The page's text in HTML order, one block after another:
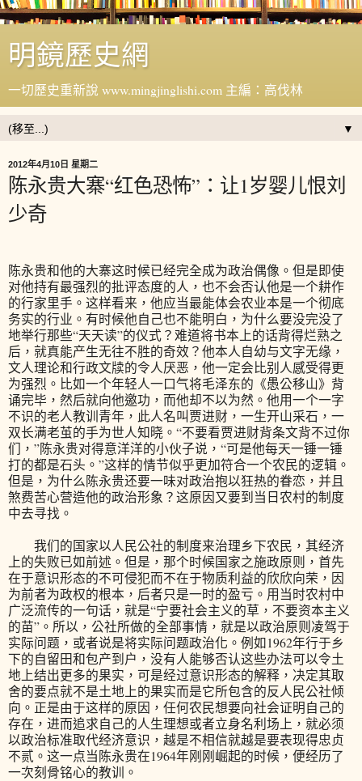
明鏡歷史網
一切歷史重新說 www.mingjinglishi.com 主編：高伐林
▼
2012年4月10日 星期二
陈永贵大寨“红色恐怖”：让1岁婴儿恨刘
少奇
陈永贵和他的大寨这时候已经完全成为政治偶像。但是即使
对他持有最强烈的批评态度的人，也不会否认他是一个耕作
的行家里手。这样看来，他应当最能体会农业本是一个彻底
务实的行业。有时候他自己也不能明白，为什么要没完没了
地举行那些“天天读”的仪式？难道将书本上的话背得烂熟之
后，就真能产生无往不胜的奇效？他本人自幼与文字无缘，
文人理论和行政文牍的令人厌恶，他一定会比别人感受得更
为强烈。比如一个年轻人一口气将毛泽东的《愚公移山》背
诵完毕，然后就向他邀功，而他却不以为然。他用一个一字
不识的老人教训青年，此人名叫贾进财，一生开山采石，一
双长满老茧的手为世人知晓。“不要看贾进财背条文背不过你
们，”陈永贵对得意洋洋的小伙子说，“可是他每天一锤一锤
打的都是石头。”这样的情节似乎更加符合一个农民的逻辑。
但是，为什么陈永贵还要一味对政治抱以狂热的眷恋，并且
煞费苦心营造他的政治形象？这原因又要到当日农村的制度
中去寻找。
我们的国家以人民公社的制度来治理乡下农民，其经济
上的失败已如前述。但是，那个时候国家之施政原则，首先
在于意识形态的不可侵犯而不在于物质利益的欣欣向荣，因
为前者为政权的根本，后者只是一时的盈亏。用当时农村中
广泛流传的一句话，就是“宁要社会主义的草，不要资本主义
的苗”。所以，公社所做的全部事情，就是以政治原则凌驾于
实际问题，或者说是将实际问题政治化。例如1962年行于乡
下的自留田和包产到户，没有人能够否认这些办法可以令土
地上结出更多的果实，可是经过意识形态的解释，决定其取
舍的要点就不是土地上的果实而是它所包含的反人民公社倾
向。正是由于这样的原因，任何农民想要向社会证明自己的
存在，进而追求自己的人生理想或者立身名利场上，就必须
以政治标准取代经济意识，越是不相信就越是要表现得忠贞
不贰。这一点当陈永贵在1964年刚刚崛起的时候，便经历了
一次刻骨铭心的教训。